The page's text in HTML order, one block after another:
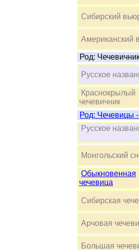
Сибирский
Американский
Род:
Русское
Краснокрылый
чечевичник
Род:
Русское
Монгольский
Обыкновенная
чечевица
Сибирская
Арчовая
Большая